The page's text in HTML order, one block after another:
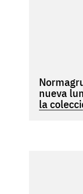
nueva
la